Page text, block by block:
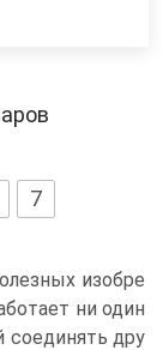
7
изобре
ни один
дру